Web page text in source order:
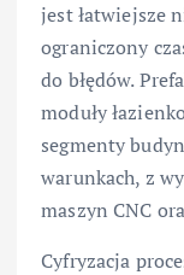
jest łatwiejsze
ograniczony
do błędów.
moduły
segmenty
warunkach, z
maszyn CNC
Cyfryzacja